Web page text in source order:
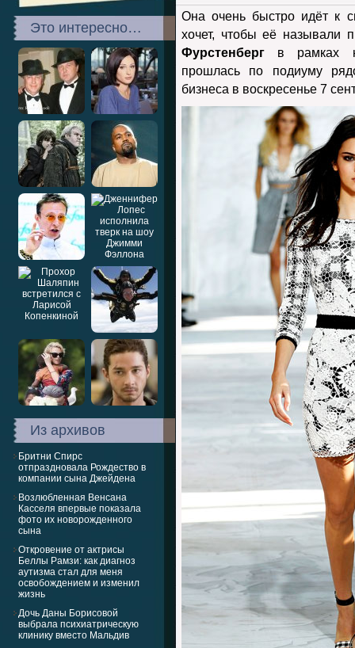
Это интересно…
Из архивов
Бритни Спирс
отпраздновала Рождество в
компании сына Джейдена
Возлюбленная Венсана
Касселя впервые показала
фото их новорожденного
сына
Откровение от актрисы
Беллы Рамзи: как диагноз
аутизма стал для меня
освобождением и изменил
жизнь
Дочь Даны Борисовой
выбрала психиатрическую
клинику вместо Мальдив
Она очень быстро идёт к
хочет, чтобы её называли
Фурстенберг в рамках
прошлась по подиуму
бизнеса в воскресенье 7